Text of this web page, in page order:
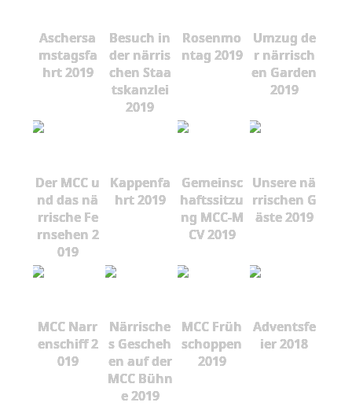
Aschersa
mstagsfa
hrt 2019
Besuch in
der närris
chen Staa
tskanzlei
2019
Rosenmo
ntag 2019
Umzug de
r närrisch
en Garden
2019
Der MCC u
nd das nä
rrische Fe
rnsehen 2
019
Kappenfa
hrt 2019
Gemeinsc
haftssitzu
ng MCC-M
CV 2019
Unsere nä
rrischen G
äste 2019
MCC Narr
enschiff 2
019
Närrische
s Gescheh
en auf der
MCC Bühn
e 2019
MCC Früh
schoppen
2019
Adventsfe
ier 2018